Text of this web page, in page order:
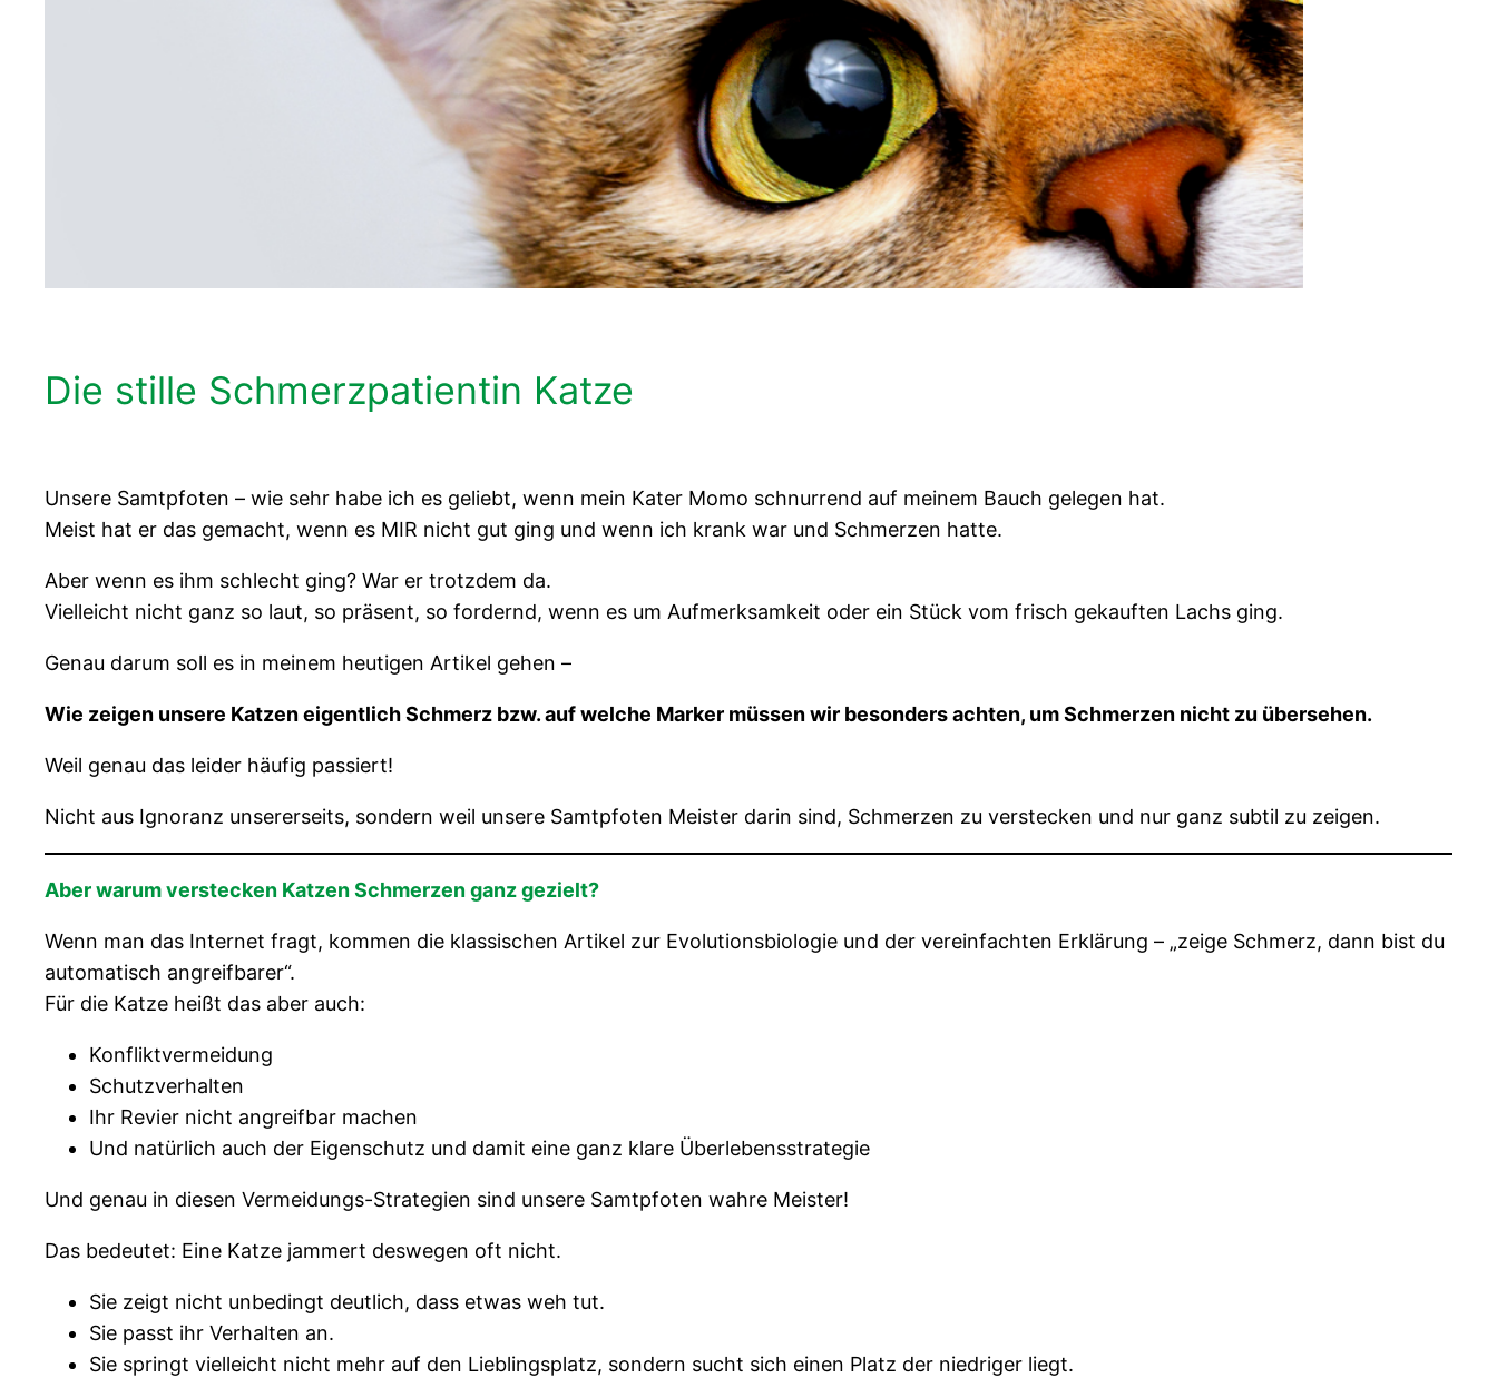
Die stille Schmerzpatientin Katze
Unsere Samtpfoten – wie sehr habe ich es geliebt, wenn mein Kater Momo schnurrend auf meinem Bauch gelegen hat.
Meist hat er das gemacht, wenn es MIR nicht gut ging und wenn ich krank war und Schmerzen hatte.
Aber wenn es ihm schlecht ging? War er trotzdem da.
Vielleicht nicht ganz so laut, so präsent, so fordernd, wenn es um Aufmerksamkeit oder ein Stück vom frisch gekauften Lachs ging.
Genau darum soll es in meinem heutigen Artikel gehen –
Wie zeigen unsere Katzen eigentlich Schmerz bzw. auf welche Marker müssen wir besonders achten, um Schmerzen nicht zu übersehen.
Weil genau das leider häufig passiert!
Nicht aus Ignoranz unsererseits, sondern weil unsere Samtpfoten Meister darin sind, Schmerzen zu verstecken und nur ganz subtil zu zeigen.
Aber warum verstecken Katzen Schmerzen ganz gezielt?
Wenn man das Internet fragt, kommen die klassischen Artikel zur Evolutionsbiologie und der vereinfachten Erklärung – „zeige Schmerz, dann bist du
automatisch angreifbarer“.
Für die Katze heißt das aber auch:
Konfliktvermeidung
Schutzverhalten
Ihr Revier nicht angreifbar machen
Und natürlich auch der Eigenschutz und damit eine ganz klare Überlebensstrategie
Und genau in diesen Vermeidungs-Strategien sind unsere Samtpfoten wahre Meister!
Das bedeutet: Eine Katze jammert deswegen oft nicht.
Sie zeigt nicht unbedingt deutlich, dass etwas weh tut.
Sie passt ihr Verhalten an.
Sie springt vielleicht nicht mehr auf den Lieblingsplatz, sondern sucht sich einen Platz der niedriger liegt.